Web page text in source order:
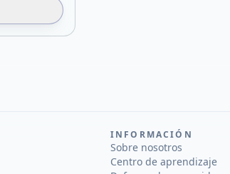
INFORMACIÓN
Sobre nosotros
Centro de aprendizaje